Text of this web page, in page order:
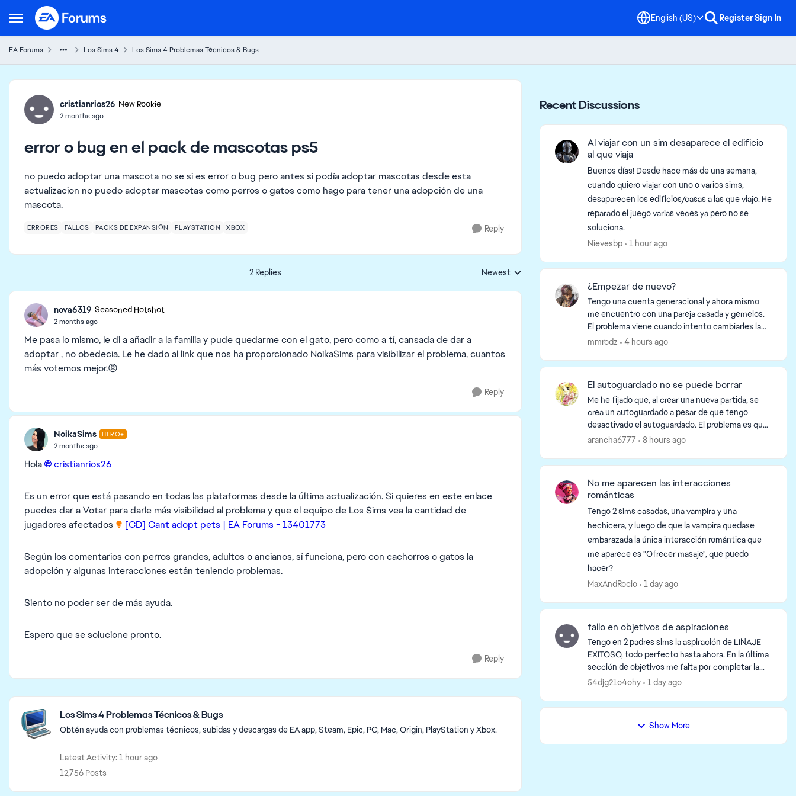
Open Side Menu
Skip to content English (US) RegisterSign In
EA Forums Los Sims 4 Los Sims 4 Problemas Técnicos & Bugs
Forum Discussion
cristianrios26 New Rookie
2 months ago
error o bug en el pack de mascotas ps5
no puedo adoptar una mascota no se si es error o bug pero antes si podía adoptar mascotas desde esta
actualizacion no puedo adoptar mascotas como perros o gatos como hago para tener una adopción de una
mascota.
ERRORES FALLOS PACKS DE EXPANSIÓN PLAYSTATION XBOX Reply
2 Replies Replies sorted by
Newest
nova6319 Seasoned Hotshot
2 months ago
Me pasa lo mismo, le di a añadir a la familia y pude quedarme con el gato, pero como a tí, cansada de dar a
adoptar , no obedecía. Le he dado al link que nos ha proporcionado NoikaSims para visibilizar el problema, cuantos
más votemos mejor.😠
Reply
NoikaSims HERO+
2 months ago
Hola cristianrios26​
Es un error que está pasando en todas las plataformas desde la última actualización. Si quieres en este enlace
puedes dar a Votar para darle más visibilidad al problema y que el equipo de Los Sims vea la cantidad de
jugadores afectados
[CD] Cant adopt pets | EA Forums - 13401773
Según los comentarios con perros grandes, adultos o ancianos, sí funciona, pero con cachorros o gatos la
adopción y algunas interacciones están teniendo problemas.
Siento no poder ser de más ayuda.
Espero que se solucione pronto.
Reply
Featured Places
Los Sims 4 Problemas Técnicos & Bugs
Obtén ayuda con problemas técnicos, subidas y descargas de EA app, Steam, Epic, PC, Mac, Origin, PlayStation y Xbox.
Latest Activity: 1 hour ago
12,756 Posts
Recent Discussions
Al viajar con un sim desaparece el edificio
al que viaja
Buenos días! Desde hace más de una semana,
cuando quiero viajar con uno o varios sims,
desaparecen los edificios/casas a las que viajo. He
reparado el juego varias veces ya pero no se
soluciona.
Nievesbp
1 hour ago
¿Empezar de nuevo?
Tengo una cuenta generacional y ahora mismo
me encuentro con una pareja casada y gemelos.
El problema viene cuando intento cambiarles la
ropa o algo, que al salir me dicen que acaban de
mmrodz 4 hours ago
El autoguardado no se puede borrar
Me he fijado que, al crear una nueva partida, se
crea un autoguardado a pesar de que tengo
desactivado el autoguardado. El problema es que
los autoguardados no se pueden borrar desde el
arancha6777 8 hours ago
No me aparecen las interacciones
románticas
Tengo 2 sims casadas, una vampira y una
hechicera, y luego de que la vampira quedase
embarazada la única interacción romántica que
me aparece es "Ofrecer masaje", que puedo
hacer?
MaxAndRocio
1 day ago
fallo en objetivos de aspiraciones
Tengo en 2 padres sims la aspiración de LINAJE
EXITOSO, todo perfecto hasta ahora. En la última
sección de objetivos me falta por completar la
de: hacer que un hijo niño complete una
54djg21o4ohy 1 day ago
Show More